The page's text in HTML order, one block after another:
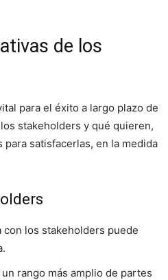
de los
para el éxito a largo plazo de
stakeholders y qué quieren,
satisfacerlas, en la medida
con los stakeholders puede
rango más amplio de partes